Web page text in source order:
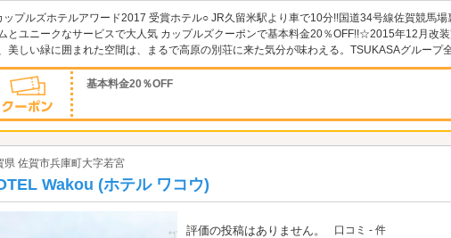
ップルズホテルアワード2017 受賞ホテル○ JR久留米駅より車で10分!!国道34号線佐賀競馬
とユニークなサービスで大人気 カップルズクーポンで基本料金20％OFF!!☆2015年12月
美しい緑に囲まれた空間は、まるで高原の別荘に来た気分が味わえる。TSUKASAグループ
基本料金20％OFF
県 佐賀市兵庫町大字若宮
Wakou (ホテル ワコウ)
評価の投稿はありません。 口コミ - 件